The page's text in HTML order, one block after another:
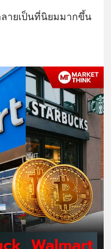
ายเป็นที่นิยมมากขึ้น